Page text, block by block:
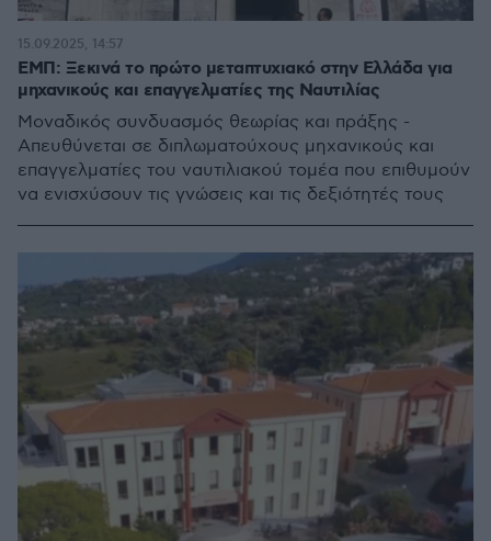
ΕΜΠ: Ξεκινά το πρώτο μεταπτυχιακό στην Ελλάδα για
μηχανικούς και επαγγελματίες της Ναυτιλίας
Μοναδικός συνδυασμός θεωρίας και πράξης -
Απευθύνεται σε διπλωματούχους μηχανικούς και
επαγγελματίες του ναυτιλιακού τομέα που επιθυμούν
να ενισχύσουν τις γνώσεις και τις δεξιότητές τους
15.09.2025, 14:57